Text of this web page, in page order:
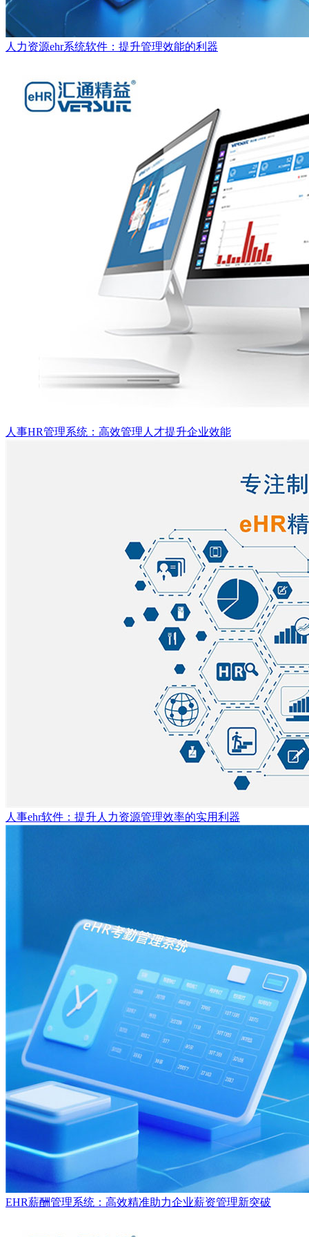
人力资源ehr系统软件：提升管理效能的利器
人事HR管理系统：高效管理人才提升企业效能
人事ehr软件：提升人力资源管理效率的实用利器
EHR薪酬管理系统：高效精准助力企业薪资管理新突破